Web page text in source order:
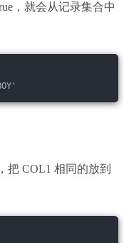
，就会从记录集合中
把 COL1 相同的放到